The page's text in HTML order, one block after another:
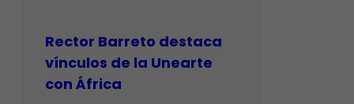
Rector Barreto destaca
vínculos de la Unearte
con África